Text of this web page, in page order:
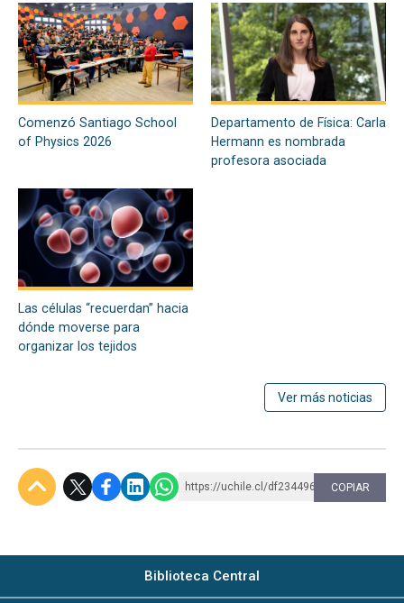
Comenzó Santiago School
of Physics 2026
Departamento de Física: Carla
Hermann es nombrada
profesora asociada
Las células “recuerdan” hacia
dónde moverse para
organizar los tejidos
Ver más noticias
https://uchile.cl/df234496 COPIAR
Biblioteca Central